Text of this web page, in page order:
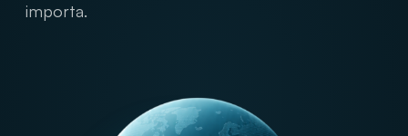
importa.